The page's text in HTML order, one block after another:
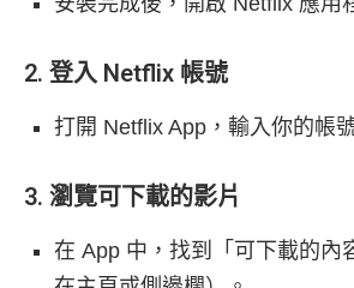
2. 登入 Netflix 帳號
打開 Netflix App，輸入你的帳
3. 瀏覽可下載的影片
在 App 中，找到「可下載的內